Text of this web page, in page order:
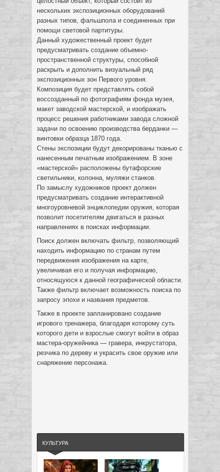
нескольких экспозиционных оборудований
разных типов, фальшпола и соединенных при
помощи световой партитуры.
Данный художественный проект будет
предусматривать создание объемно-
пространственной структуры, способной
раскрыть и дополнить визуальный ряд
экспозиционных зон Первого уровня.
Композиция будет представлять собой
воссозданный по фотографиям фонда музея,
макет заводской мастерской, и изображать
процесс решения работниками завода сложной
задачи по освоению производства берданки —
винтовки образца 1870 года.
Стены экспозиции будут декорированы тканью с
нанесенным печатным изображением. В зоне
«мастерской» расположены бутафорские
светильники, колонна, муляжи станков.
По замыслу художников проект должен
предусматривать создание интерактивной
многоуровневой энциклопедии оружия, которая
позволит посетителям двигаться в разных
направлениях в поисках информации.
Поиск должен включать фильтр, позволяющий
находить информацию по странам путем
передвижения изображения на карте,
увеличивая его и получая информацию,
относящуюся к данной географической области.
Также фильтр включает возможность поиска по
запросу эпохи и названия предметов.
Также в проекте запланировано создание
игрового тренажера, благодаря которому суть
которого дети и взрослые смогут войти в образ
мастера-оружейника — гравера, инкрустатора,
резчика по дереву и украсить свое оружие или
снаряжение персонажа.
КУЛЬТУРА